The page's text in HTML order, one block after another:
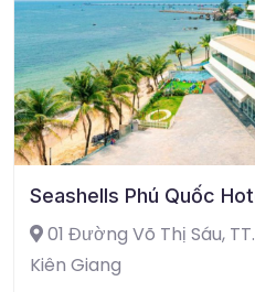
Seashells Phú Quốc
01 Đường Võ Thị Sáu,
Kiên Giang